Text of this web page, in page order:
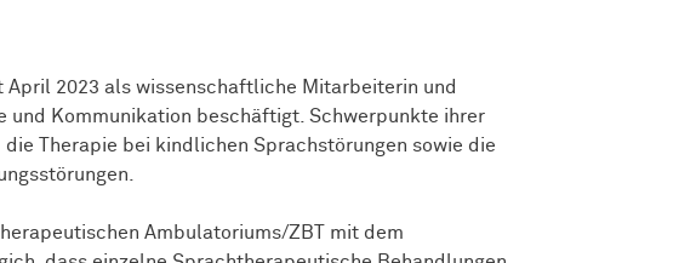
April 2023 als wissenschaftliche Mitarbeiterin und
und Kommunikation beschäftigt. Schwerpunkte ihrer
Therapie bei kindlichen Sprachstörungen sowie die
Ambulatoriums/ZBT mit dem